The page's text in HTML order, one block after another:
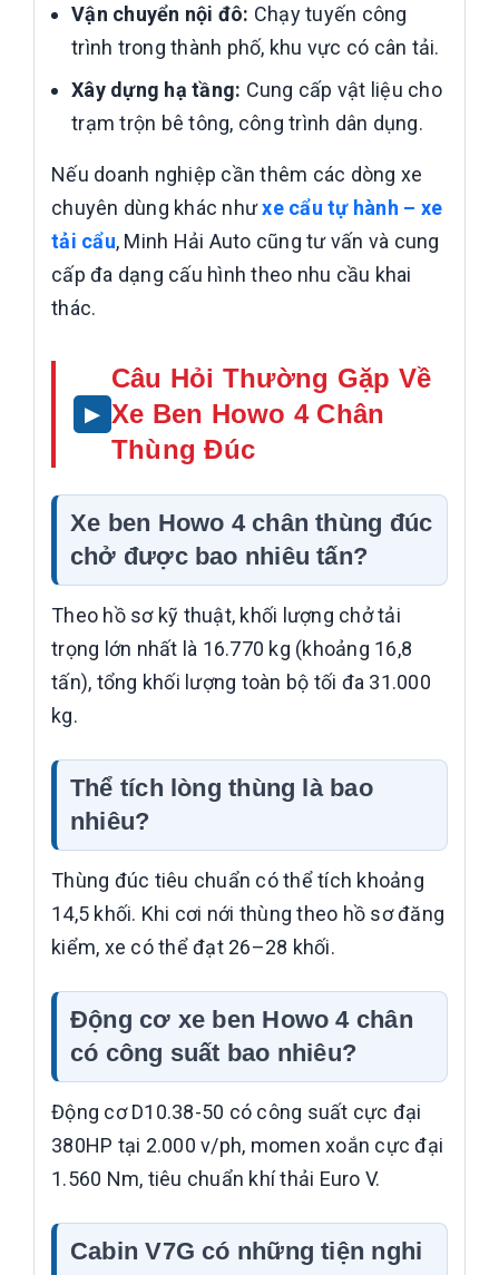
Vận chuyển nội đô: Chạy tuyến công
trình trong thành phố, khu vực có cân tải.
Xây dựng hạ tầng: Cung cấp vật liệu cho
trạm trộn bê tông, công trình dân dụng.
Nếu doanh nghiệp cần thêm các dòng xe
chuyên dùng khác nhưxe cẩu tự hành – xe
tải cẩu, Minh Hải Auto cũng tư vấn và cung
cấp đa dạng cấu hình theo nhu cầu khai
thác.
Câu Hỏi Thường Gặp Về
Xe Ben Howo 4 Chân
Thùng Đúc
Xe ben Howo 4 chân thùng đúc
chở được bao nhiêu tấn?
Theo hồ sơ kỹ thuật, khối lượng chở tải
trọng lớn nhất là 16.770 kg (khoảng 16,8
tấn), tổng khối lượng toàn bộ tối đa 31.000
kg.
Thể tích lòng thùng là bao
nhiêu?
Thùng đúc tiêu chuẩn có thể tích khoảng
14,5 khối. Khi cơi nới thùng theo hồ sơ đăng
kiểm, xe có thể đạt 26–28 khối.
Động cơ xe ben Howo 4 chân
có công suất bao nhiêu?
Động cơ D10.38-50 có công suất cực đại
380HP tại 2.000 v/ph, momen xoắn cực đại
1.560 Nm, tiêu chuẩn khí thải Euro V.
Cabin V7G có những tiện nghi